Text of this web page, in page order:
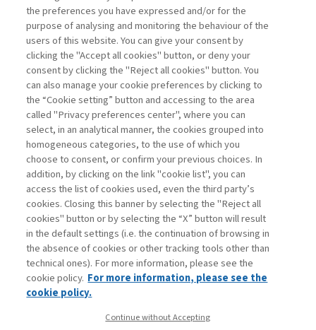
CONTENUTO E' RISERVATO AGLI
UTENTI ABBONATI
Sei abbonato?ESEGUI L'ACCESSOoppure
ABBONATI.
Contatti
Abbonamenti
Archivio rubriche
Privacy
the preferences you have expressed and/or for the
purpose of analysing and monitoring the behaviour of the
users of this website. You can give your consent by
clicking the "Accept all cookies" button, or deny your
consent by clicking the "Reject all cookies" button. You
can also manage your cookie preferences by clicking to
the “Cookie setting” button and accessing to the area
called "Privacy preferences center", where you can
select, in an analytical manner, the cookies grouped into
homogeneous categories, to the use of which you
choose to consent, or confirm your previous choices. In
addition, by clicking on the link "cookie list", you can
access the list of cookies used, even the third party’s
cookies. Closing this banner by selecting the "Reject all
cookies" button or by selecting the “X” button will result
in the default settings (i.e. the continuation of browsing in
the absence of cookies or other tracking tools other than
technical ones). For more information, please see the
cookie policy. For more information, please see the
cookie policy.
Continue without Accepting